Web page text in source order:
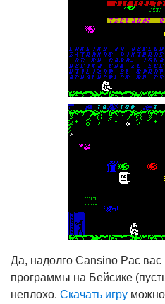
Да, надолго Cansino Pac вас
программы на Бейсике
неплохо. Скачать игру